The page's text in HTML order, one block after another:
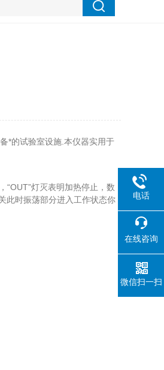
*的试验室设施.本仪器实用于
灯灭表明加热停止，数
此时振荡部分进入工作状态你
电话
在线咨询
微信扫一扫